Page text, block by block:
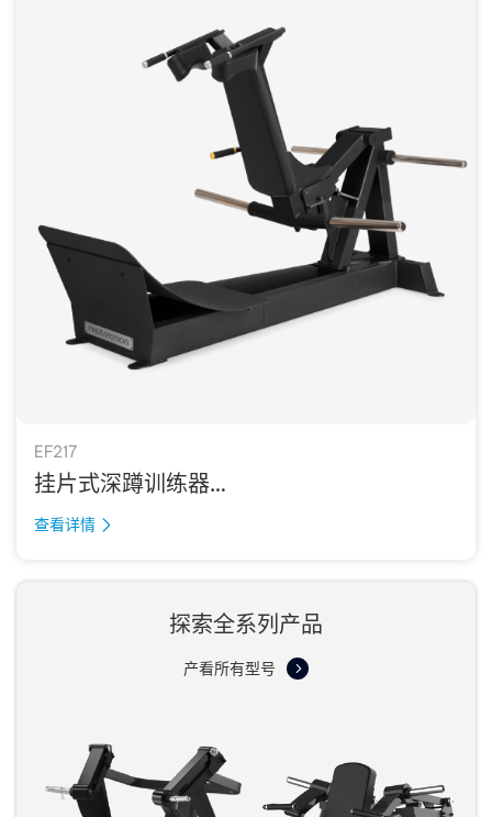
EF217
挂片式深蹲训练器
SQUAT
查看详情
探索全系列产品
产看所有型号